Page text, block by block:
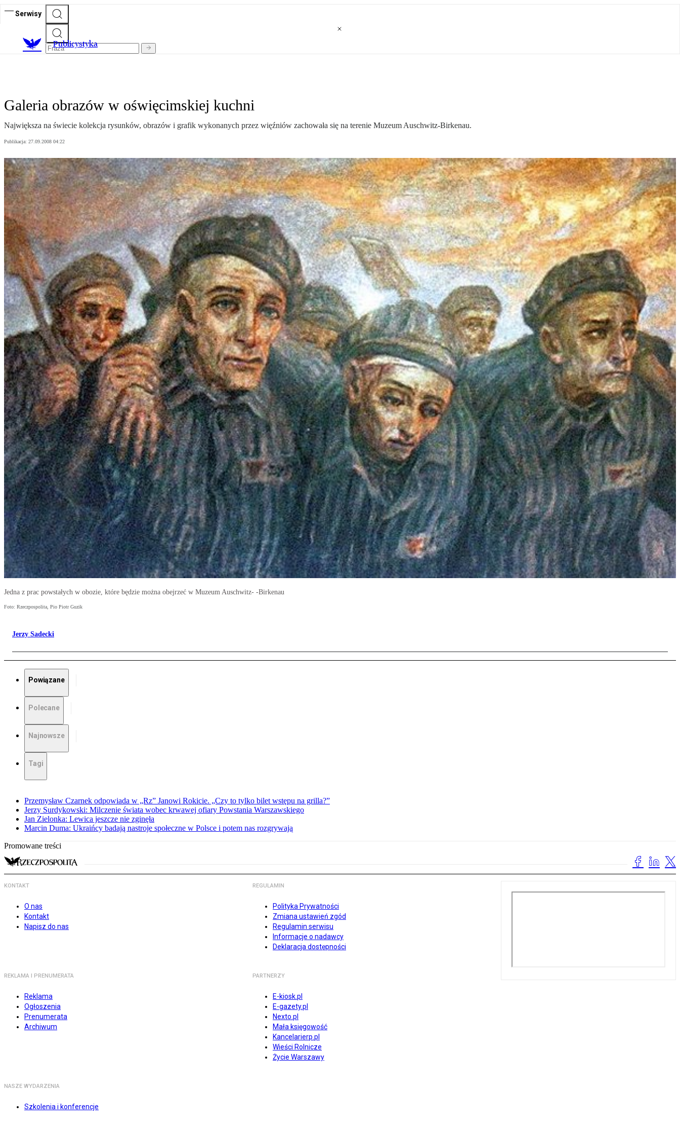
Serwisy
Publicystyka
Galeria obrazów w oświęcimskiej kuchni
Największa na świecie kolekcja rysunków, obrazów i grafik wykonanych przez więźniów zachowała się na terenie Muzeum Auschwitz-Birkenau.
Publikacja: 27.09.2008 04:22
Jedna z prac powstałych w obozie, które będzie można obejrzeć w Muzeum Auschwitz- -Birkenau
Foto: Rzeczpospolita, Pio Piotr Guzik
Jerzy Sadecki
Powiązane
Polecane
Najnowsze
Tagi
Przemysław Czarnek odpowiada w „Rz” Janowi Rokicie. „Czy to tylko bilet wstępu na grilla?”
Jerzy Surdykowski: Milczenie świata wobec krwawej ofiary Powstania Warszawskiego
Jan Zielonka: Lewica jeszcze nie zginęła
Marcin Duma: Ukraińcy badają nastroje społeczne w Polsce i potem nas rozgrywają
Promowane treści
KONTAKT
O nas
Kontakt
Napisz do nas
REGULAMIN
Polityka Prywatności
Zmiana ustawień zgód
Regulamin serwisu
Informacje o nadawcy
Deklaracja dostępności
REKLAMA I PRENUMERATA
Reklama
Ogłoszenia
Prenumerata
Archiwum
PARTNERZY
E-kiosk.pl
E-gazety.pl
Nexto.pl
Mała księgowość
Kancelarierp.pl
Wieści Rolnicze
Życie Warszawy
NASZE WYDARZENIA
Szkolenia i konferencje